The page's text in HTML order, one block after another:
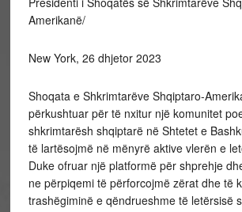
Amerikanë/
New York, 26 dhjetor 2023
Shoqata e Shkrimtarëve Shqiptaro-
përkushtuar për të nxitur një komunitet
shkrimtarësh shqiptarë në Shtetet e
të lartësojmë në mënyrë aktive vlerën e
Duke ofruar një platformë për shprehje
ne përpiqemi të përforcojmë zërat dhe të
trashëgiminë e qëndrueshme të letërsisë